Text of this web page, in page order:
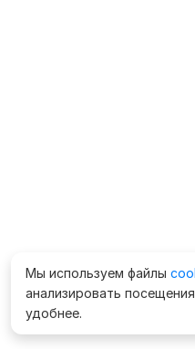
Мы используем файлы
анализировать
удобнее.